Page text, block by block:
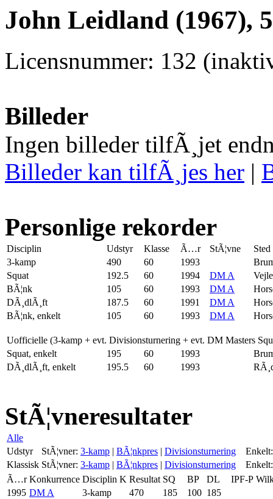
John Leidland (1967),
Licensnummer: 132
Billeder
Ingen billeder tilfÃ¸jet
Billeder kan tilfÃ¸jes her |
Personlige rekorder
Disciplin Udstyr Klasse Ã…r StÃ¦vne
Sted
3-kamp
490 60 1993
Squat
192.5 60 1994 DM A
Vejle
BÃ¦nk
105 60 1993 DM A
DÃ¸dlÃ¸ft
187.5 60 1991 DM A
BÃ¦nk, enkelt
105 60 1993 DM A
Uofficielle (3-kamp + evt. Divisionsturnering + evt. DM Masters
Squat, enkelt
195 60 1993
DÃ¸dlÃ¸ft, enkelt
195.5 60 1993
StÃ¦vneresultater
Alle
Udstyr
StÃ¦vner: 3-kamp | BÃ¦nkpres | Divisionsturnering
Enkelt:
Klassisk StÃ¦vner: 3-kamp | BÃ¦nkpres | Divisionsturnering
Enkelt:
Ã…r Konkurrence Disciplin K Resultat SQ BP DL IPF-P
1995 DM A 3-kamp 470 185 100 185